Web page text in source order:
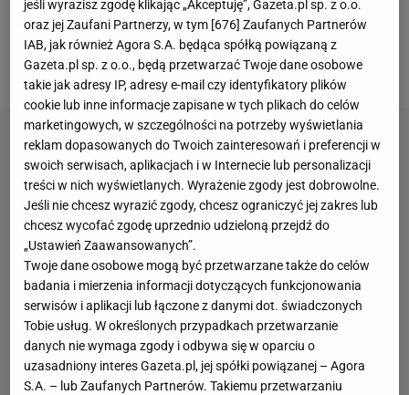
dobrze i musiałam być bardziej proaktywna. Ale na
koniec drugiego seta byłam naprawdę szczęśliwa -
powiedziała tuż po meczu Polka.
jeśli wyrazisz zgodę klikając „Akceptuję”, Gazeta.pl sp. z o.o.
oraz jej Zaufani Partnerzy, w tym [676] Zaufanych Partnerów
IAB, jak również Agora S.A. będąca spółką powiązaną z
Gazeta.pl sp. z o.o., będą przetwarzać Twoje dane osobowe
takie jak adresy IP, adresy e-mail czy identyfikatory plików
cookie lub inne informacje zapisane w tych plikach do celów
marketingowych, w szczególności na potrzeby wyświetlania
reklam dopasowanych do Twoich zainteresowań i preferencji w
swoich serwisach, aplikacjach i w Internecie lub personalizacji
treści w nich wyświetlanych. Wyrażenie zgody jest dobrowolne.
Jeśli nie chcesz wyrazić zgody, chcesz ograniczyć jej zakres lub
chcesz wycofać zgodę uprzednio udzieloną przejdź do
„Ustawień Zaawansowanych”.
Twoje dane osobowe mogą być przetwarzane także do celów
badania i mierzenia informacji dotyczących funkcjonowania
serwisów i aplikacji lub łączone z danymi dot. świadczonych
Tobie usług. W określonych przypadkach przetwarzanie
danych nie wymaga zgody i odbywa się w oparciu o
uzasadniony interes Gazeta.pl, jej spółki powiązanej – Agora
S.A. – lub Zaufanych Partnerów. Takiemu przetwarzaniu